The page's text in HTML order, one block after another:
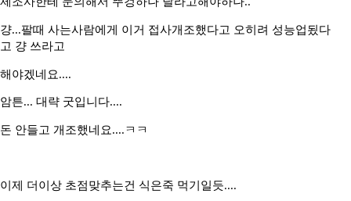
걍...팔때 사는사람에게 이거 접사개조했다고 오히려 성능업됬다
고 걍 쓰라고
해야겠네요....
암튼... 대략 굿입니다....
돈 안들고 개조했네요....ㅋㅋ
이제 더이상 초점맞추는건 식은죽 먹기일듯....